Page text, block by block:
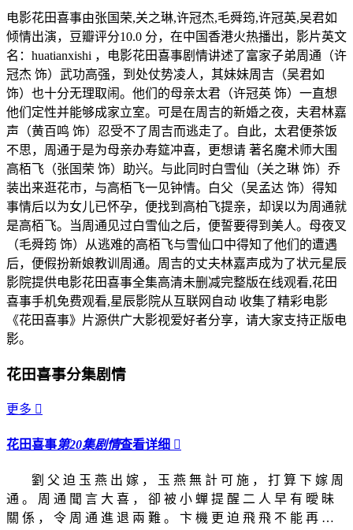
电影花田喜事由张国荣,关之琳,许冠杰,毛舜筠,许冠英,吴君如
倾情出演，豆瓣评分10.0 分，在中国香港火热播出，影片英文
名：huatianxishi ，电影花田喜事剧情讲述了富家子弟周通（许
冠杰 饰）武功高强，到处仗势凌人，其妹妹周吉（吴君如
饰）也十分无理取闹。他们的母亲太君（许冠英 饰）一直想
他们定性并能够成家立室。可是在周吉的新婚之夜，夫君林嘉
声（黄百鸣 饰）忍受不了周吉而逃走了。自此，太君便茶饭
不思，周通于是为母亲办寿筵冲喜，更想请 著名魔术师大围
高栢飞（张国荣 饰）助兴。与此同时白雪仙（关之琳 饰）乔
装出来逛花市，与高栢飞一见钟情。白父（吴孟达 饰）得知
事情后以为女儿已怀孕，便找到高柏飞提亲，却误以为周通就
是高栢飞。当周通见过白雪仙之后，便誓要得到美人。母夜叉
（毛舜筠 饰）从逃难的高栢飞与雪仙口中得知了他们的遭遇
后，便假扮新娘教训周通。周吉的丈夫林嘉声成为了状元星辰
影院提供电影花田喜事全集高清未删减完整版在线观看,花田
喜事手机免费观看,星辰影院从互联网自动 收集了精彩电影
《花田喜事》片源供广大影视爱好者分享，请大家支持正版电
影。
花田喜事分集剧情
更多 
花田喜事第20集剧情查看详细 
劉 父 迫 玉 燕 出 嫁 ， 玉 燕 無 計 可 施 ， 打 算 下 嫁 周
通 。 周 通 聞 言 大 喜 ， 卻 被 小 蟬 提 醒 二 人 早 有 曖 昧
關 係 ， 令 周 通 進 退 兩 難 。 卞 機 更 迫 飛 飛 不 能 再 …